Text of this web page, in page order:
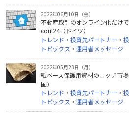
2022年06月10日（金）
不動産取引のオンライン化だけ
cout24（ドイツ）
トレンド ・投資先パートナー ・
トピックス ・運用者メッセージ
2022年05月23日（月）
紙ベース保護用資材のニッチ市
国）
トレンド ・投資先パートナー ・
トピックス ・運用者メッセージ